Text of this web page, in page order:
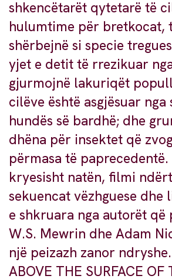
shkencëtarët qytetarë të
hulumtime për bretkocat,
shërbejnë si specie
yjet e detit të rrezikuar
gjurmojnë lakuriqët
cilëve është asgjësuar
hundës së bardhë; dhe
dhëna për insektet që
përmasa të
kryesisht natën, filmi
sekuencat vëzhguese dhe
e shkruara nga autorët që
W.S. Mewrin dhe Adam
një peizazh zanor
ABOVE THE SURFACE OF